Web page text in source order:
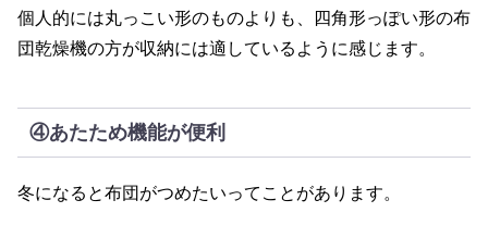
個人的には丸っこい形のものよりも、四角形っぽい形の布
団乾燥機の方が収納には適しているように感じます。
④あたため機能が便利
冬になると布団がつめたいってことがあります。